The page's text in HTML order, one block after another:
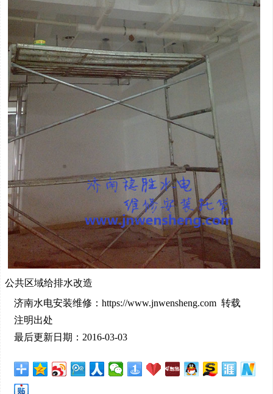
公共区域给排水改造
济南水电安装维修：https://www.jnwensheng.com 转载
注明出处
最后更新日期：2016-03-03